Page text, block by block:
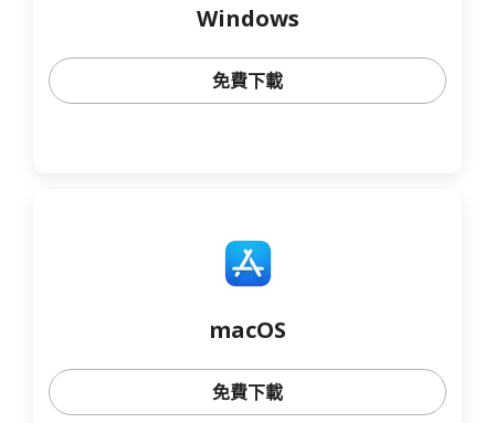
Windows
免費下載
macOS
免費下載